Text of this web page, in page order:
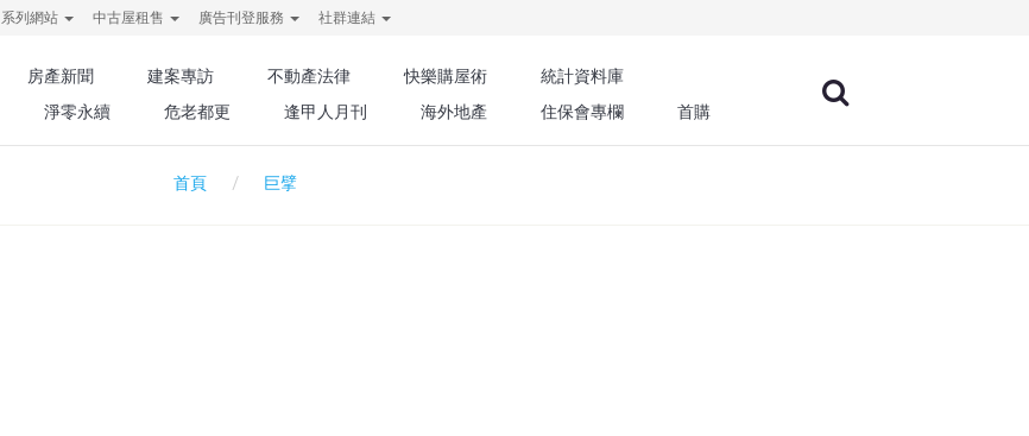
系列網站 中古屋租售 廣告刊登服務 社群連結
房產新聞 建案專訪 不動產法律 快樂購屋術
統計資料庫
淨零永續 危老都更 逢甲人月刊 海外地產 住保會專欄 首購
首頁 巨擘